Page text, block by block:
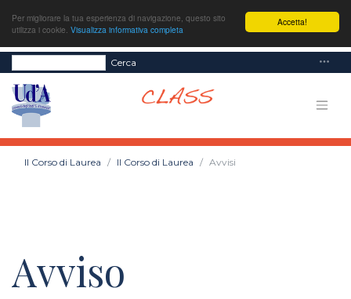
Accetta!
Per migliorare la tua esperienza di navigazione, questo sito
utilizza i cookie. Visualizza informativa completa
Cerca
Il Corso di Laurea Il Corso di Laurea Avvisi
Avviso